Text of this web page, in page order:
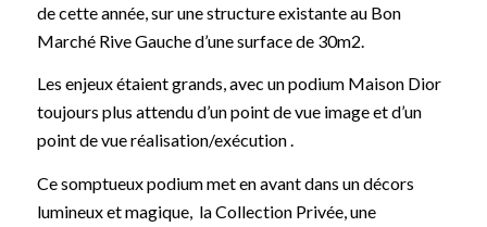
de cette année, sur une structure existante au Bon
Marché Rive Gauche d’une surface de 30m2.
Les enjeux étaient grands, avec un podium Maison Dior
toujours plus attendu d’un point de vue image et d’un
point de vue réalisation/exécution .
Ce somptueux podium met en avant dans un décors
lumineux et magique, la Collection Privée, une